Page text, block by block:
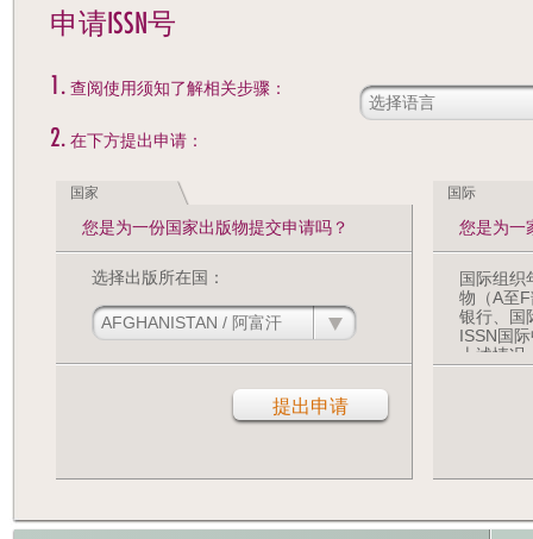
申请ISSN号
1. 查阅使用须知了解相关步骤：
2. 在下方提出申请：
国家
您是为一份国家出版物提交申请吗？
选择出版所在国：
国际
您是为一
国际组织
物（A至
银行、国
ISSN国
上述情